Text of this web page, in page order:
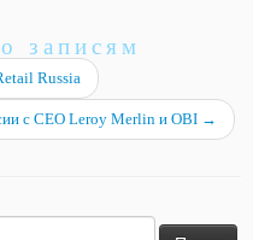
записям
Russia
с СЕО Leroy Merlin и OBI →